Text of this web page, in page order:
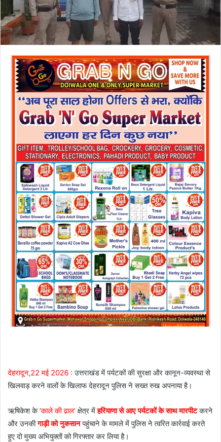
देहरादून,22 मई 2026 : उत्तराखंड में पर्यटकों की सुरक्षा और कानून-व्यवस्था से
खिलवाड़ करने वालों के खिलाफ देहरादून पुलिस ने सख्त रुख अपनाया है।
ऋषिकेश के‘काले की ढाल’ क्षेत्र मेंहरियाणा से आए पर्यटकों के साथ मारपीटकरने
और उनकीगाड़ी को नुकसानपहुंचाने के मामले में पुलिस ने त्वरित कार्रवाई करते
हुए दो मुख्य अभियुक्तों को गिरफ्तार कर लिया है।